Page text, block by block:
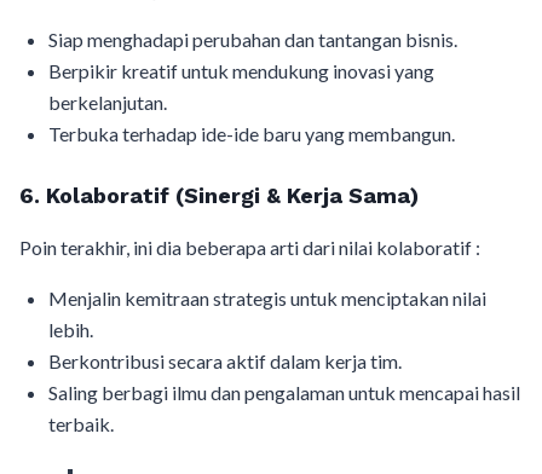
Siap menghadapi perubahan dan tantangan bisnis.
Berpikir kreatif untuk mendukung inovasi yang
berkelanjutan.
Terbuka terhadap ide-ide baru yang membangun.
6. Kolaboratif (Sinergi & Kerja Sama)
Poin terakhir, ini dia beberapa arti dari nilai kolaboratif :
Menjalin kemitraan strategis untuk menciptakan nilai
lebih.
Berkontribusi secara aktif dalam kerja tim.
Saling berbagi ilmu dan pengalaman untuk mencapai hasil
terbaik.